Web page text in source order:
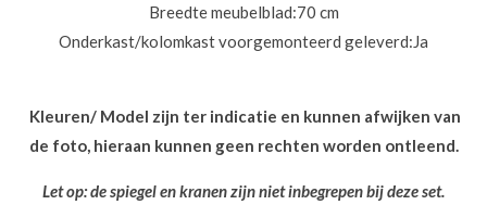
Breedte meubelblad:70 cm
Onderkast/kolomkast voorgemonteerd geleverd:Ja
Kleuren/ Model zijn ter indicatie en kunnen afwijken van
de foto, hieraan kunnen geen rechten worden ontleend.
Let op: de spiegel en kranen zijn niet inbegrepen bij deze set.